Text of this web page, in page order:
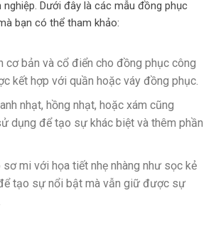
nghiệp. Dưới đây là các mẫu đồng phục
bạn có thể tham khảo:
cơ bản và cổ điển cho đồng phục công
kết hợp với quần hoặc váy đồng phục.
nhạt, hồng nhạt, hoặc xám cũng
dụng để tạo sự khác biệt và thêm phần
sơ mi với họa tiết nhẹ nhàng như sọc kẻ
tạo sự nổi bật mà vẫn giữ được sự